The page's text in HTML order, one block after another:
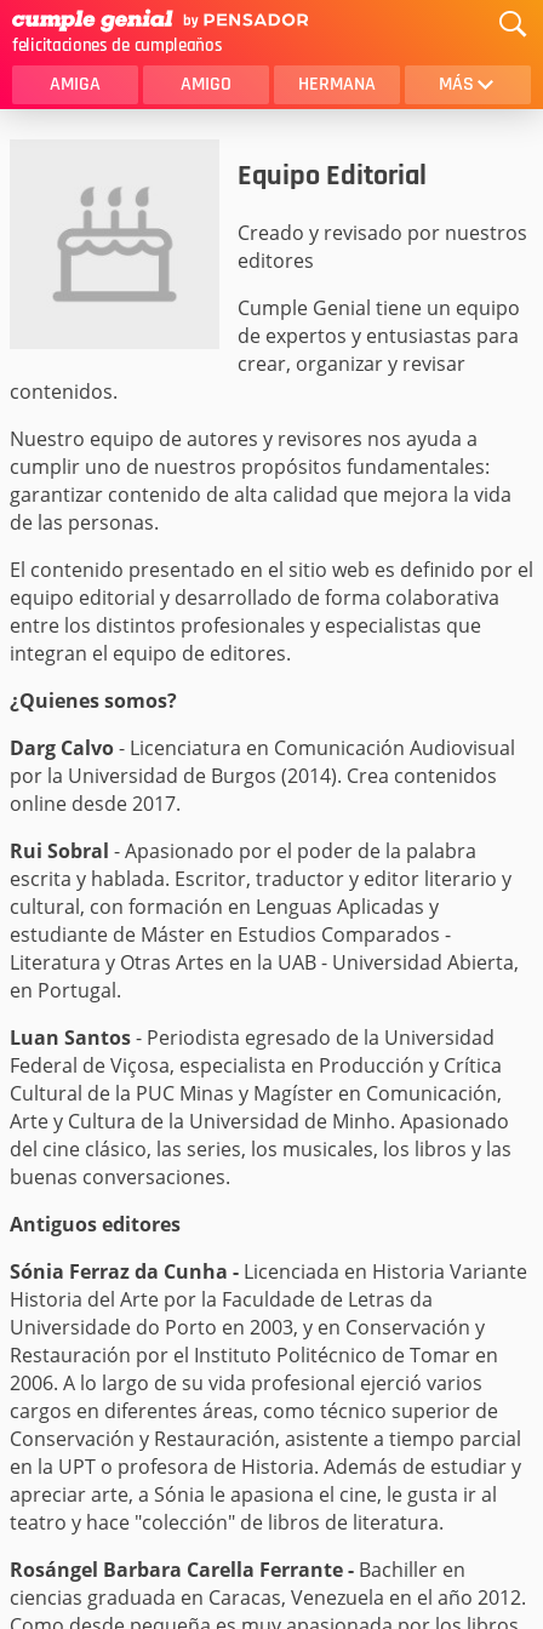
felicitaciones de cumpleaños
AMIGA AMIGO HERMANA MÁS
CRISTIANOS
SOBRINA
HIJA
HERMANO
ESPOSO
TIA
CUÑADA
ALGUIEN ESPECIAL
PRIMO
Equipo Editorial
Creado y revisado por nuestros
editores
Cumple Genial tiene un equipo
de expertos y entusiastas para
crear, organizar y revisar
contenidos.
Nuestro equipo de autores y revisores nos ayuda a
cumplir uno de nuestros propósitos fundamentales:
garantizar contenido de alta calidad que mejora la vida
de las personas.
El contenido presentado en el sitio web es definido por el
equipo editorial y desarrollado de forma colaborativa
entre los distintos profesionales y especialistas que
integran el equipo de editores.
¿Quienes somos?
Darg Calvo- Licenciatura en Comunicación Audiovisual
por la Universidad de Burgos (2014). Crea contenidos
online desde 2017.
Rui Sobral - Apasionado por el poder de la palabra
escrita y hablada. Escritor, traductor y editor literario y
cultural, con formación en Lenguas Aplicadas y
estudiante de Máster en Estudios Comparados -
Literatura y Otras Artes en la UAB - Universidad Abierta,
en Portugal.
Luan Santos- Periodista egresado de la Universidad
Federal de Viçosa, especialista en Producción y Crítica
Cultural de la PUC Minas y Magíster en Comunicación,
Arte y Cultura de la Universidad de Minho. Apasionado
del cine clásico, las series, los musicales, los libros y las
buenas conversaciones.
Antiguos editores
Sónia Ferraz da Cunha - Licenciada en Historia Variante
Historia del Arte por la Faculdade de Letras da
Universidade do Porto en 2003, y en Conservación y
Restauración por el Instituto Politécnico de Tomar en
2006. A lo largo de su vida profesional ejerció varios
cargos en diferentes áreas, como técnico superior de
Conservación y Restauración, asistente a tiempo parcial
en la UPT o profesora de Historia. Además de estudiar y
apreciar arte, a Sónia le apasiona el cine, le gusta ir al
teatro y hace "colección" de libros de literatura.
Rosángel Barbara Carella Ferrante - Bachiller en
ciencias graduada en Caracas, Venezuela en el año 2012.